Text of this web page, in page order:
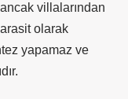
villalarından
olarak
yapamaz ve